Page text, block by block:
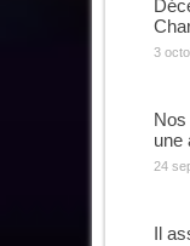
3
Nos
une
24
Il